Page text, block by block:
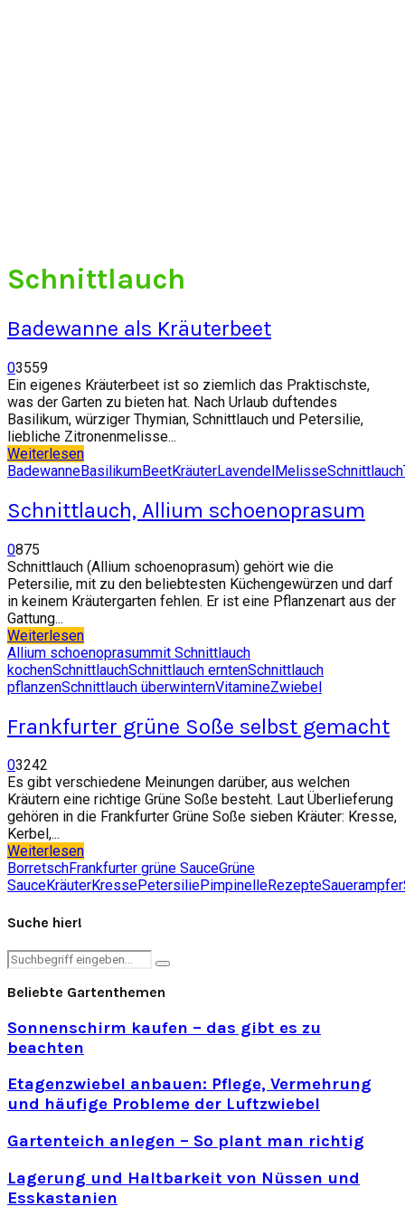
Schnittlauch
Badewanne als Kräuterbeet
03559
Ein eigenes Kräuterbeet ist so ziemlich das Praktischste,
was der Garten zu bieten hat. Nach Urlaub duftendes
Basilikum, würziger Thymian, Schnittlauch und Petersilie,
liebliche Zitronenmelisse...
Weiterlesen
BadewanneBasilikumBeetKräuterLavendelMelisseSchnittlauch
Schnittlauch, Allium schoenoprasum
0875
Schnittlauch (Allium schoenoprasum) gehört wie die
Petersilie, mit zu den beliebtesten Küchengewürzen und darf
in keinem Kräutergarten fehlen. Er ist eine Pflanzenart aus der
Gattung...
Weiterlesen
Allium schoenoprasummit Schnittlauch
kochenSchnittlauchSchnittlauch erntenSchnittlauch
pflanzenSchnittlauch überwinternVitamineZwiebel
Frankfurter grüne Soße selbst gemacht
03242
Es gibt verschiedene Meinungen darüber, aus welchen
Kräutern eine richtige Grüne Soße besteht. Laut Überlieferung
gehören in die Frankfurter Grüne Soße sieben Kräuter: Kresse,
Kerbel,...
Weiterlesen
BorretschFrankfurter grüne SauceGrüne
SauceKräuterKressePetersiliePimpinelleRezepteSauerampfer
Suche hier!
Search
for:
Search
Beliebte Gartenthemen
Sonnenschirm kaufen – das gibt es zu
beachten
Etagenzwiebel anbauen: Pflege, Vermehrung
und häufige Probleme der Luftzwiebel
Gartenteich anlegen – So plant man richtig
Lagerung und Haltbarkeit von Nüssen und
Esskastanien